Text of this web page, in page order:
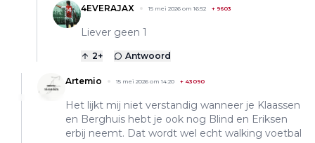
4EVERAJAX 15 mei 2026 om 16:52 + 9603
Liever geen 1
2+ Antwoord
Artemio 15 mei 2026 om 14:20 + 43090
Het lijkt mij niet verstandig wanneer je Klaassen
en Berghuis hebt je ook nog Blind en Eriksen
erbij neemt. Dat wordt wel echt walking voetbal